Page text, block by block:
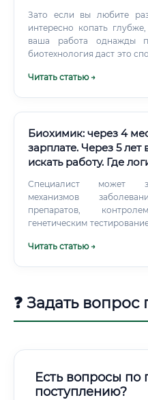
Зато если вы любите
интересно копать
ваша работа однажды
биотехнология даст это
хардовые навыки — то,
лабораторным
спектрофотометры,
Техники культивирования
Методы
электрофорез, секвенирование 📐
умение работать с
Базовые навыки
становятся стандартом
обязательно для
Читать статью →
Биохимик: через 4
зарплате. Через 5
искать работу. Где
Специалист может
механизмов
препаратов,
генетическим
халате». Это аналитик,
Читать статью →
❓ Задать
Есть вопросы
поступлению?